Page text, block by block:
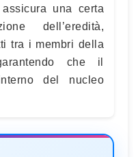
una certa
dell’eredità,
tra i membri della
che il
del nucleo